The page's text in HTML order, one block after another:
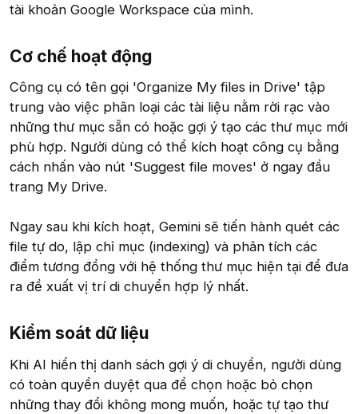
tài khoản Google Workspace của mình.
Cơ chế hoạt động​
Công cụ có tên gọi 'Organize My files in Drive' tập
trung vào việc phân loại các tài liệu nằm rời rạc vào
những thư mục sẵn có hoặc gợi ý tạo các thư mục mới
phù hợp. Người dùng có thể kích hoạt công cụ bằng
cách nhấn vào nút 'Suggest file moves' ở ngay đầu
trang My Drive.
Ngay sau khi kích hoạt, Gemini sẽ tiến hành quét các
file tự do, lập chỉ mục (indexing) và phân tích các
điểm tương đồng với hệ thống thư mục hiện tại để đưa
ra đề xuất vị trí di chuyển hợp lý nhất.
Kiểm soát dữ liệu​
Khi AI hiển thị danh sách gợi ý di chuyển, người dùng
có toàn quyền duyệt qua để chọn hoặc bỏ chọn
những thay đổi không mong muốn, hoặc tự tạo thư